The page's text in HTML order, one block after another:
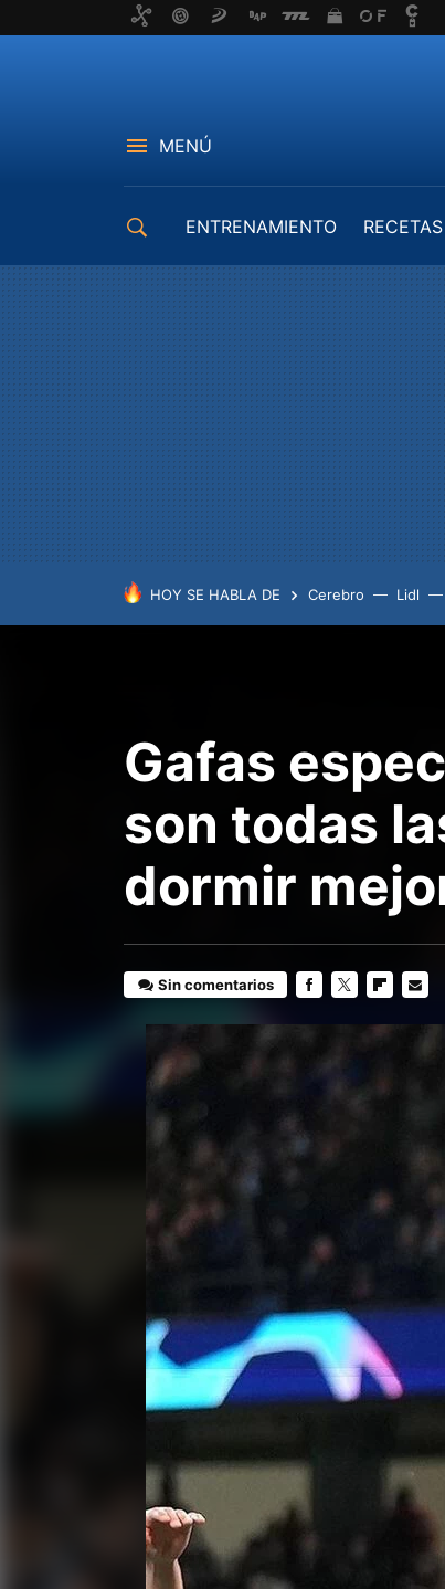
MENÚ
ENTRENAMIENTO
HOY SE HABLA DE Cerebro Lidl
Gafas
son todas
dormir
Sin comentarios